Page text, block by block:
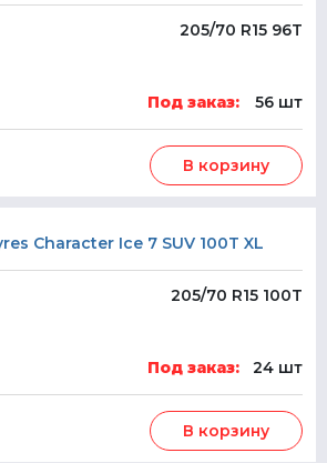
205/70 R15 96T
Под заказ: 56 шт
В корзину
Character Ice 7 SUV 100T XL
205/70 R15 100T
Под заказ: 24 шт
В корзину